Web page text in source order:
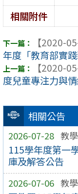
相關公告
2026-07-28 教
115學年度第一
庫及解答公告
2026-07-06 教
相關附件
【2020-
年度「教育部實
【2020-
度兒童專注力與